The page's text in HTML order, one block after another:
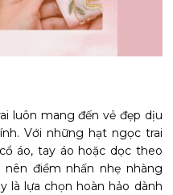
luôn mang đến vẻ đẹp dịu
Với những hạt ngọc trai
áo, tay áo hoặc dọc theo
điểm nhấn nhẹ nhàng
là lựa chọn hoàn hảo dành